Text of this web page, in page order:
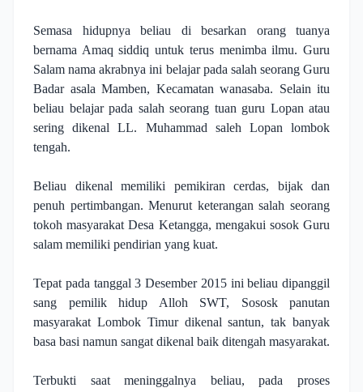
Semasa hidupnya beliau di besarkan orang tuanya
bernama Amaq siddiq untuk terus menimba ilmu. Guru
Salam nama akrabnya ini belajar pada salah seorang Guru
Badar asala Mamben, Kecamatan wanasaba. Selain itu
beliau belajar pada salah seorang tuan guru Lopan atau
sering dikenal LL. Muhammad saleh Lopan lombok
tengah.
Beliau dikenal memiliki pemikiran cerdas, bijak dan
penuh pertimbangan. Menurut keterangan salah seorang
tokoh masyarakat Desa Ketangga, mengakui sosok Guru
salam memiliki pendirian yang kuat.
Tepat pada tanggal 3 Desember 2015 ini beliau dipanggil
sang pemilik hidup Alloh SWT, Sososk panutan
masyarakat Lombok Timur dikenal santun, tak banyak
basa basi namun sangat dikenal baik ditengah masyarakat.
Terbukti saat meninggalnya beliau, pada proses